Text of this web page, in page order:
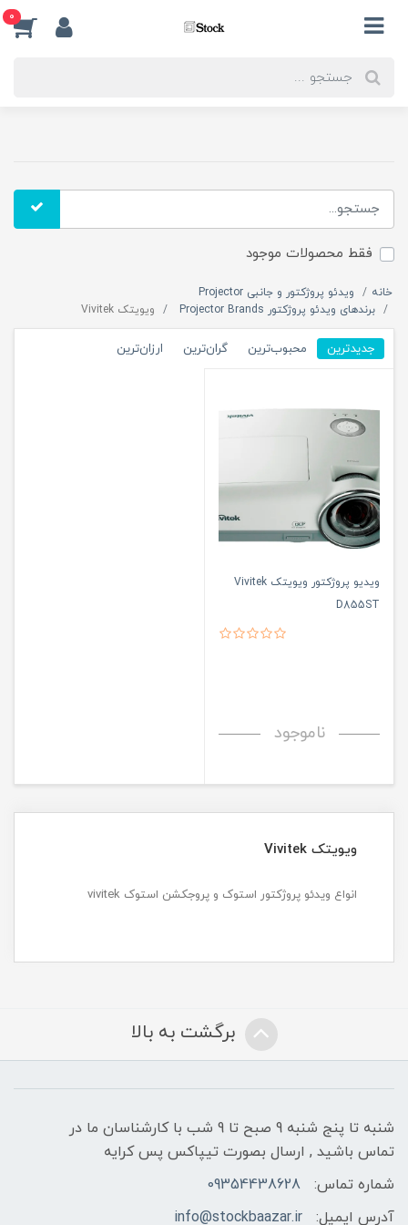
0
فقط محصولات موجود
خانه
ویدئو پروژکتور و جانبی Projector
برندهای ویدئو پروژکتور Projector Brands
ویویتک Vivitek
جدیدترین محبوب‌ترین گران‌ترین ارزان‌ترین
ویدیو پروژکتور ویویتک Vivitek
D855ST
ناموجود
ویویتک Vivitek
انواع ویدئو پروژکتور استوک و پروجکشن استوک vivitek
برگشت به بالا
شنبه تا پنج شنبه 9 صبح تا 9 شب با کارشناسان ما در
تماس باشید , ارسال بصورت تیپاکس پس کرایه
شماره تماس:
09354438628
آدرس ایمیل:
info@stockbaazar.ir